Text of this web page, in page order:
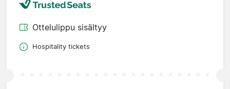
Ottelulippu sisältyy
Hospitality tickets